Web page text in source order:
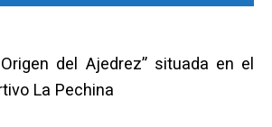
del Ajedrez” situada en el
La Pechina